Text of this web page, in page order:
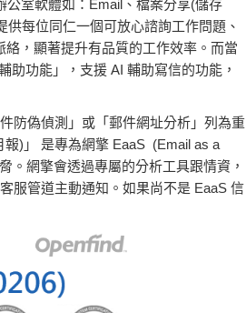
室軟體如：Email、檔案分享(儲存
每位同仁一個可放心諮詢工作問題、
，顯著提升有品質的工作效率。而當
助功能」，支援 AI 輔助寫信的功能，
防偽偵測」或「郵件網址分析」列為重
)」 是專為網擎 EaaS (Email as a
。網擎會透過專屬的分析工具跟情資，
服管道主動通知。如果尚不是 EaaS 信